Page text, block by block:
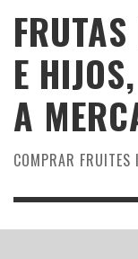
E
A
COMPRAR